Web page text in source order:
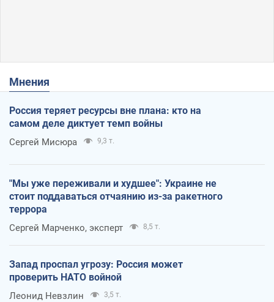
Мнения
Россия теряет ресурсы вне плана: кто на
самом деле диктует темп войны
Сергей Мисюра 9,3 т.
"Мы уже переживали и худшее": Украине не
стоит поддаваться отчаянию из-за ракетного
террора
Сергей Марченко, эксперт 8,5 т.
Запад проспал угрозу: Россия может
проверить НАТО войной
Леонид Невзлин 3,5 т.